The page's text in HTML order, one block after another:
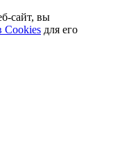
сайт, вы
Cookies для его